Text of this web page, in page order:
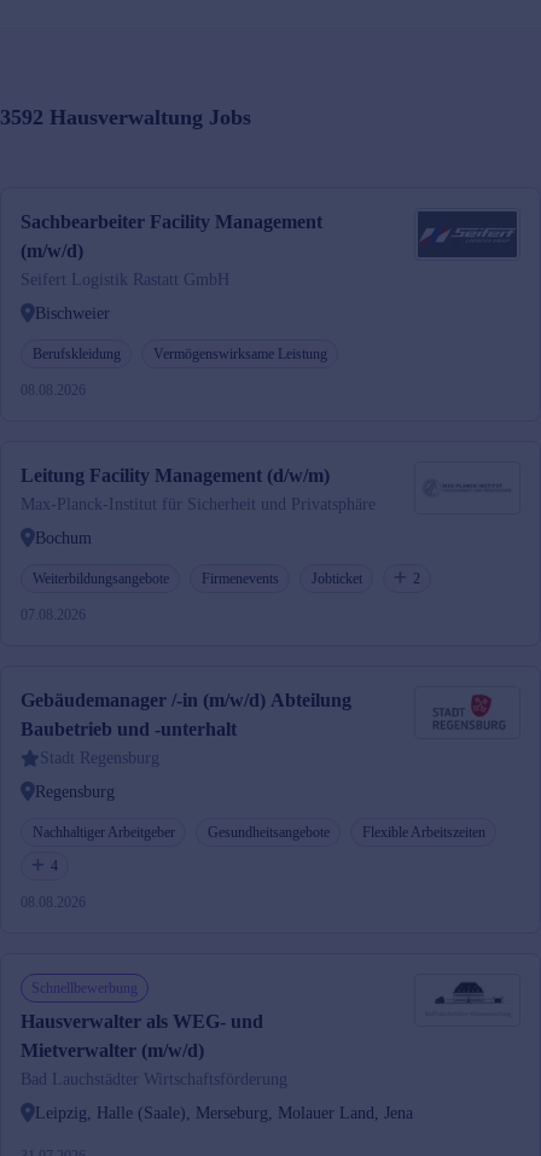
3592 Hausverwaltung Jobs
Sachbearbeiter Facility Management
(m/w/d)
Seifert Logistik Rastatt GmbH
Bischweier
Berufskleidung Vermögenswirksame Leistung
08.08.2026
Leitung Facility Management (d/w/m)
Max-Planck-Institut für Sicherheit und Privatsphäre
Bochum
Weiterbildungsangebote Firmenevents Jobticket 2
07.08.2026
Gebäudemanager /-in (m/w/d) Abteilung
Baubetrieb und -unterhalt
Stadt Regensburg
Regensburg
Nachhaltiger Arbeitgeber Gesundheitsangebote
Flexible Arbeitszeiten
4
08.08.2026
Schnellbewerbung
Hausverwalter als WEG- und
Mietverwalter (m/w/d)
Bad Lauchstädter Wirtschaftsförderung
Leipzig, Halle (Saale), Merseburg, Molauer Land, Jena